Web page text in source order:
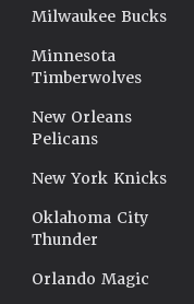
Milwaukee Bucks
Minnesota
Timberwolves
New Orleans
Pelicans
New York Knicks
Oklahoma City
Thunder
Orlando Magic